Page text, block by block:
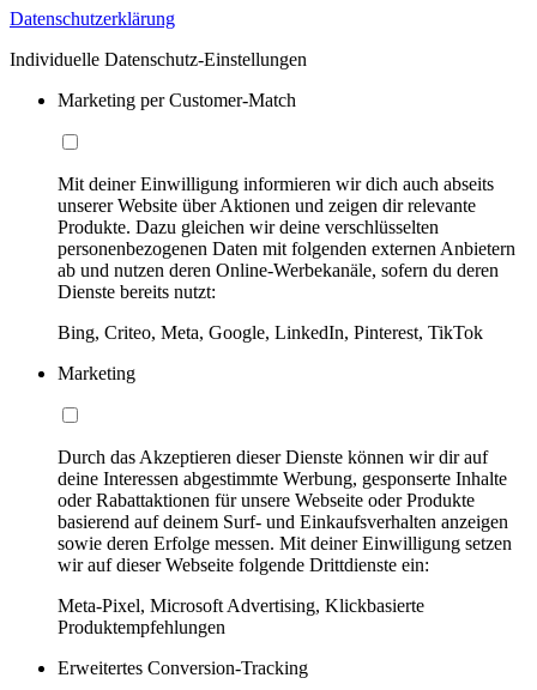
Datenschutzerklärung
Individuelle Datenschutz-Einstellungen
Marketing per Customer-Match
Mit deiner Einwilligung informieren wir dich auch abseits
unserer Website über Aktionen und zeigen dir relevante
Produkte. Dazu gleichen wir deine verschlüsselten
personenbezogenen Daten mit folgenden externen Anbietern
ab und nutzen deren Online-Werbekanäle, sofern du deren
Dienste bereits nutzt:
Bing, Criteo, Meta, Google, LinkedIn, Pinterest, TikTok
Marketing
Durch das Akzeptieren dieser Dienste können wir dir auf
deine Interessen abgestimmte Werbung, gesponserte Inhalte
oder Rabattaktionen für unsere Webseite oder Produkte
basierend auf deinem Surf- und Einkaufsverhalten anzeigen
sowie deren Erfolge messen. Mit deiner Einwilligung setzen
wir auf dieser Webseite folgende Drittdienste ein:
Meta-Pixel, Microsoft Advertising, Klickbasierte
Produktempfehlungen
Erweitertes Conversion-Tracking